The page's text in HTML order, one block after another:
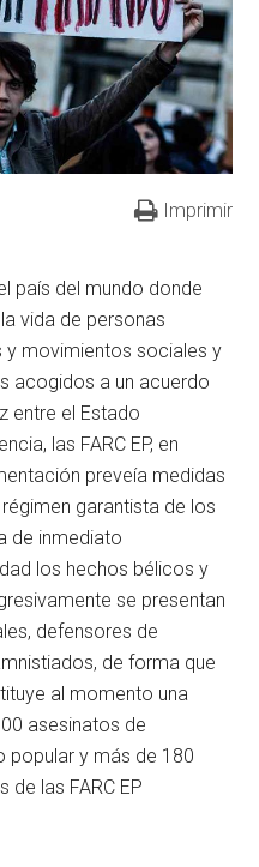
Imprimir
país del mundo donde
vida de personas
y movimientos sociales y
acogidos a un acuerdo
entre el Estado
las FARC EP, en
preveía medidas
garantista de los
de inmediato
los hechos bélicos y
se presentan
defensores de
de forma que
al momento una
asesinatos de
popular y más de 180
las FARC EP